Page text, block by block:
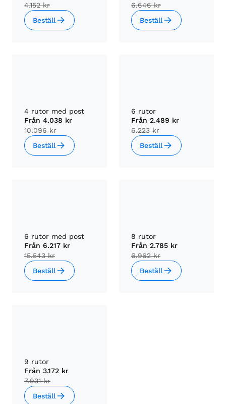
4.152 kr
Beställ
6.646 kr
Beställ
4 rutor med post
Från 4.038 kr
10.096 kr
Beställ
6 rutor
Från 2.489 kr
6.223 kr
Beställ
6 rutor med post
Från 6.217 kr
15.543 kr
Beställ
8 rutor
Från 2.785 kr
6.962 kr
Beställ
9 rutor
Från 3.172 kr
7.931 kr
Beställ